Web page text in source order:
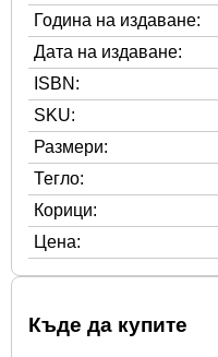
Година на издаване:
Дата на издаване:
ISBN:
SKU:
Размери:
Тегло:
Корици:
Цена:
Къде да купите